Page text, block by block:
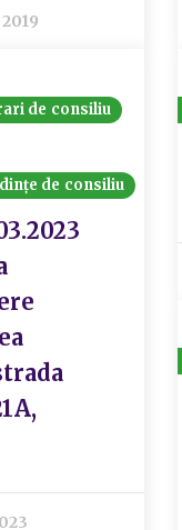
de consiliu
de consiliu